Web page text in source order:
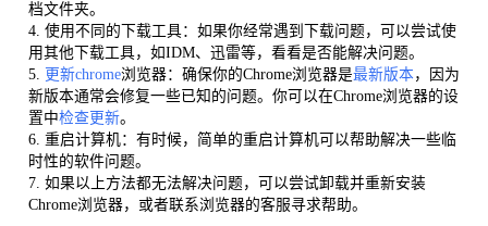
档文件夹。
4. 使用不同的下载工具：如果你经常遇到下载问题，可以尝试使
用其他下载工具，如IDM、迅雷等，看看是否能解决问题。
5. 更新chrome浏览器：确保你的Chrome浏览器是最新版本，因为
新版本通常会修复一些已知的问题。你可以在Chrome浏览器的设
置中检查更新。
6. 重启计算机：有时候，简单的重启计算机可以帮助解决一些临
时性的软件问题。
7. 如果以上方法都无法解决问题，可以尝试卸载并重新安装
Chrome浏览器，或者联系浏览器的客服寻求帮助。